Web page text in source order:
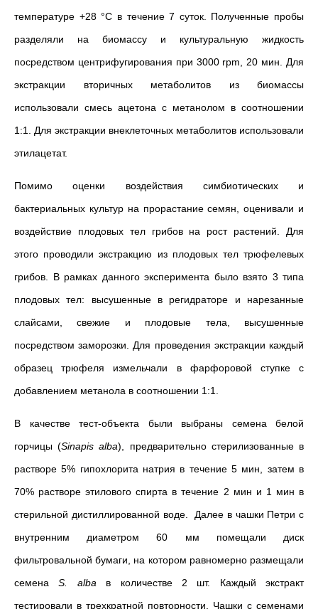
температуре +28 °С в течение 7 суток. Полученные пробы
разделяли на биомассу и культуральную жидкость
посредством центрифугирования при 3000 rpm, 20 мин. Для
экстракции вторичных метаболитов из биомассы
использовали смесь ацетона с метанолом в соотношении
1:1. Для экстракции внеклеточных метаболитов использовали
этилацетат.
Помимо оценки воздействия симбиотических и
бактериальных культур на прорастание семян, оценивали и
воздействие плодовых тел грибов на рост растений. Для
этого проводили экстракцию из плодовых тел трюфелевых
грибов. В рамках данного эксперимента было взято 3 типа
плодовых тел: высушенные в регидраторе и нарезанные
слайсами, свежие и плодовые тела, высушенные
посредством заморозки. Для проведения экстракции каждый
образец трюфеля измельчали в фарфоровой ступке с
добавлением метанола в соотношении 1:1.
В качестве тест-объекта были выбраны семена белой
горчицы (Sinapis alba), предварительно стерилизованные в
растворе 5% гипохлорита натрия в течение 5 мин, затем в
70% растворе этилового спирта в течение 2 мин и 1 мин в
стерильной дистиллированной воде. Далее в чашки Петри с
внутренним диаметром 60 мм помещали диск
фильтровальной бумаги, на котором равномерно размещали
семена S. alba в количестве 2 шт. Каждый экстракт
тестировали в трехкратной повторности. Чашки с семенами